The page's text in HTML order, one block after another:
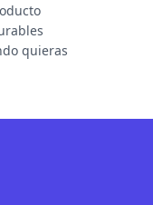
quieras